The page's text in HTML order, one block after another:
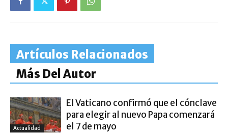
Artículos Relacionados
Más Del Autor
Actualidad
El Vaticano confirmó que el cónclave
para elegir al nuevo Papa comenzará
el 7 de mayo